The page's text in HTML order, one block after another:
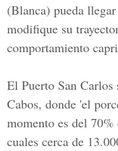
(Blanca) pueda
modifique su
comportamiento
El Puerto San Carlos
Cabos, donde 'el
momento es del
cuales cerca de